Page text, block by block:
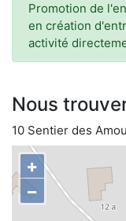
Promotion de
en création
activité
Nous
10 Sentier des
+
−